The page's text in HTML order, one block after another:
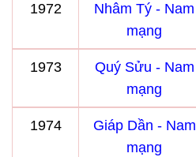
1972
Nhâm Tý - Nam
mạng
1973
Quý Sửu - Nam
mạng
1974
Giáp Dần - Nam
mạng